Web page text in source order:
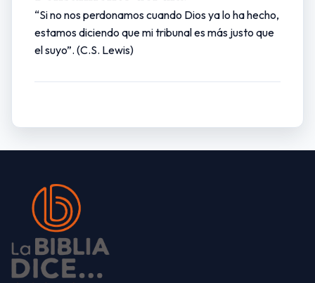
“Si no nos perdonamos cuando Dios ya lo ha hecho,
estamos diciendo que mi tribunal es más justo que
el suyo”. (C.S. Lewis)